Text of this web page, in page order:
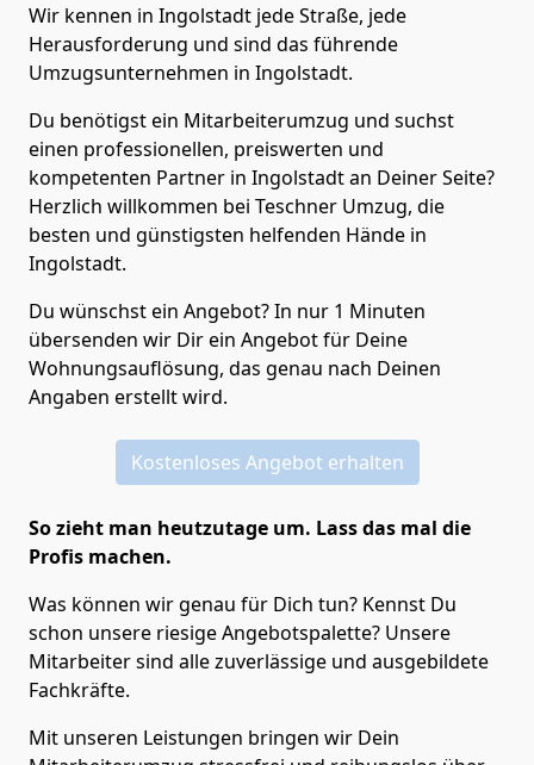
Wir kennen in Ingolstadt jede Straße, jede
Herausforderung und sind das führende
Umzugsunternehmen in Ingolstadt.
Du benötigst ein Mitarbeiterumzug und suchst
einen professionellen, preiswerten und
kompetenten Partner in Ingolstadt an Deiner Seite?
Herzlich willkommen bei Teschner Umzug, die
besten und günstigsten helfenden Hände in
Ingolstadt.
Du wünschst ein Angebot? In nur 1 Minuten
übersenden wir Dir ein Angebot für Deine
Wohnungsauflösung, das genau nach Deinen
Angaben erstellt wird.
Kostenloses Angebot erhalten
So zieht man heutzutage um. Lass das mal die
Profis machen.
Was können wir genau für Dich tun? Kennst Du
schon unsere riesige Angebotspalette? Unsere
Mitarbeiter sind alle zuverlässige und ausgebildete
Fachkräfte.
Mit unseren Leistungen bringen wir Dein